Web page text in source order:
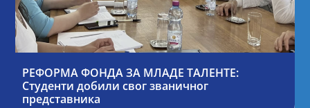
РЕФОРМА ФОНДА ЗА МЛАДЕ ТАЛЕНТЕ:
Студенти добили свог званичног
представника